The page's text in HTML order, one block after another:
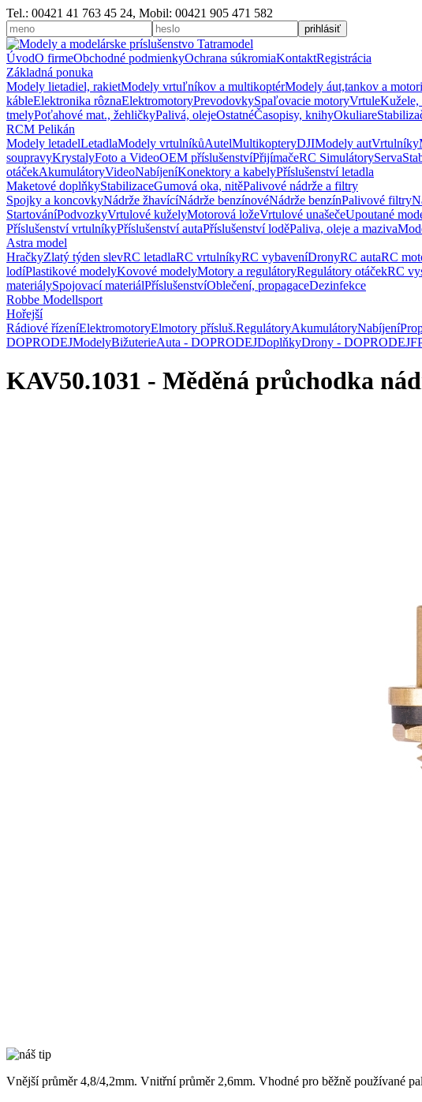
Tel.: 00421 41 763 45 24, Mobil: 00421 905 471 582
ÚvodO firmeObchodné podmienkyOchrana súkromiaKontaktRegistrácia
Základná ponuka
Modely lietadiel, rakietModely vrtuľníkov a multikoptérModely áut,tankov a
kábleElektronika rôznaElektromotoryPrevodovkySpaľovacie motoryVrtuleKužele,
tmelyPoťahové mat., žehličkyPalivá, olejeOstatnéČasopisy, knihyOkuliare
RCM Pelikán
Modely letadelLetadlaModely vrtulníkůAutelMultikopteryDJIModely autVrtulníky
soupravyKrystalyFoto a VideoOEM příslušenstvíPřijímačeRC SimulátoryServa
otáčekAkumulátoryVideoNabíjeníKonektory a kabelyPříslušenství letadla
Maketové doplňkyStabilizaceGumová oka, nitěPalivové nádrže a filtry
Spojky a koncovkyNádrže žhavícíNádrže benzínovéNádrže benzínPalivové filtry
StartováníPodvozkyVrtulové kuželyMotorová ložeVrtulové unašečeUpoutané
Příslušenství vrtulníkyPříslušenství autaPříslušenství loděPaliva, oleje a maziva
Astra model
HračkyZlatý týden slevRC letadlaRC vrtulníkyRC vybaveníDronyRC autaRC
lodíPlastikové modelyKovové modelyMotory a regulátoryRegulátory otáčekRC
materiálySpojovací materiálPříslušenstvíOblečení, propagaceDezinfekce
Robbe Modellsport
Hořejší
Rádiové řízeníElektromotoryElmotory přísluš.RegulátoryAkumulátoryNabíjení
DOPRODEJModelyBižuterieAuta - DOPRODEJDoplňkyDrony - DOPRODEJ
KAV50.1031 - Měděná průchodka
Vnější průměr 4,8/4,2mm. Vnitřní průměr 2,6mm. Vhodné pro běžně používané